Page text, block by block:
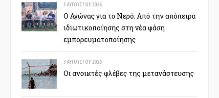
5 ΑΥΓΟΎΣΤΟΥ 2026
Ο Αγώνας για το Νερό: Από την απόπειρα
ιδιωτικοποίησης στη νέα φάση
εμπορευματοποίησης
3 ΑΥΓΟΎΣΤΟΥ 2026
Οι ανοικτές φλέβες της μετανάστευσης